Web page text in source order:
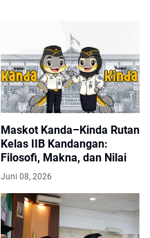
Maskot Kanda–Kinda Rutan
Kelas IIB Kandangan:
Filosofi, Makna, dan Nilai
Juni 08, 2026